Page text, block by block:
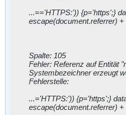
...=='HTTPS:')) {p='https';}
escape(document.referrer) +
Spalte: 105
Fehler: Referenz auf Entität
Systembezeichner erzeugt
Fehlerstelle:
...='HTTPS:')) {p='https';}
escape(document.referrer) +